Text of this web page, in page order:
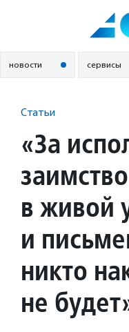
новости сервисы
Статьи
«За
в живой
и
никто
не